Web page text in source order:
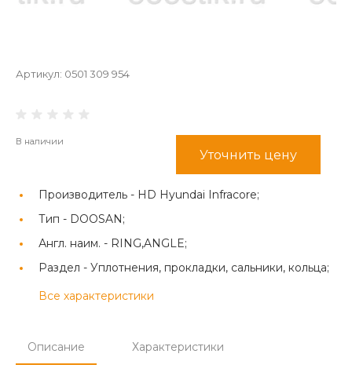
Артикул: 0501 309 954
В наличии
Уточнить цену
Производитель - HD Hyundai Infracore;
Тип - DOOSAN;
Англ. наим. - RING,ANGLE;
Раздел - Уплотнения, прокладки, сальники, кольца;
Все характеристики
Описание Характеристики